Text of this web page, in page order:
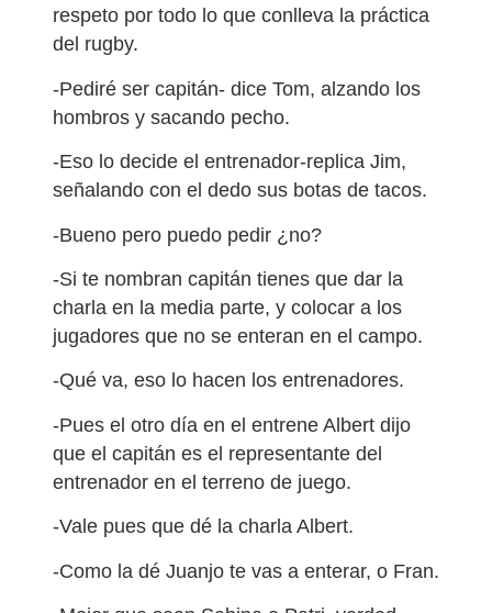
respeto por todo lo que conlleva la práctica
del rugby.
-Pediré ser capitán- dice Tom, alzando los
hombros y sacando pecho.
-Eso lo decide el entrenador-replica Jim,
señalando con el dedo sus botas de tacos.
-Bueno pero puedo pedir ¿no?
-Si te nombran capitán tienes que dar la
charla en la media parte, y colocar a los
jugadores que no se enteran en el campo.
-Qué va, eso lo hacen los entrenadores.
-Pues el otro día en el entrene Albert dijo
que el capitán es el representante del
entrenador en el terreno de juego.
-Vale pues que dé la charla Albert.
-Como la dé Juanjo te vas a enterar, o Fran.